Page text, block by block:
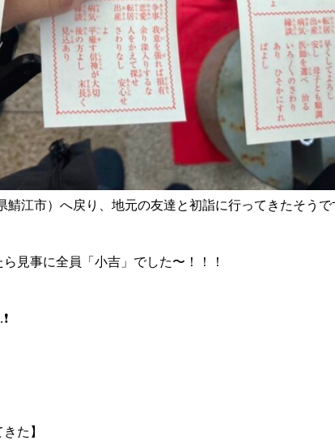
鯖江市）へ戻り、地元の友達と初詣に行ってきたそうで
見事に全員「小吉」でした〜！！！
た】